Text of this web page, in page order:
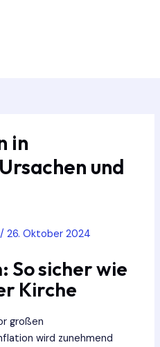
in
und
/ 26. Oktober 2024
So sicher wie
Kirche
großen
wird zunehmend